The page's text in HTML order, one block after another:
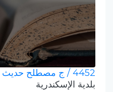
4452 / ج مصطلح حديث
بلدية الإسكندرية